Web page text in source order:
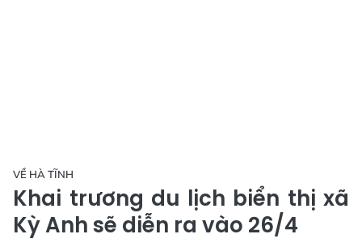
VỀ HÀ TĨNH
Khai trương du lịch biển thị xã
Kỳ Anh sẽ diễn ra vào 26/4